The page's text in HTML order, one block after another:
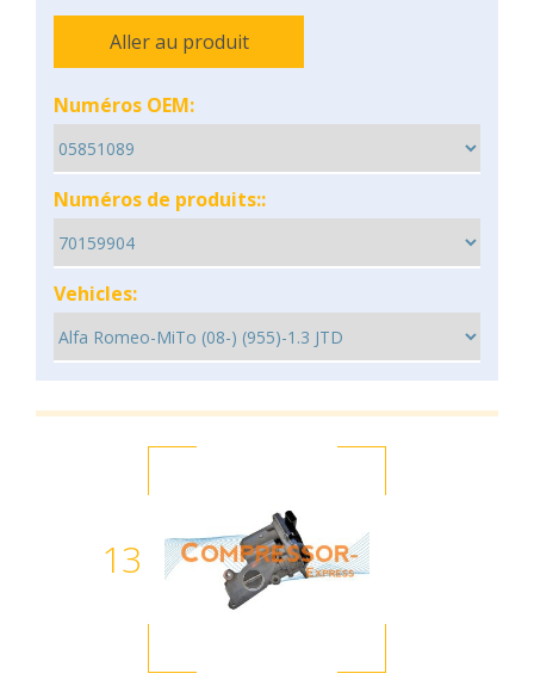
Aller au produit
Numéros OEM:
Numéros de produits::
Vehicles:
13